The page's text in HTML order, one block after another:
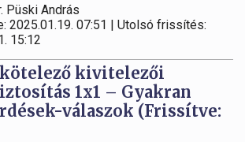
Püski András
2025.01.19. 07:51 | Utolsó frissítés:
15:12
kötelező kivitelezői
1x1 – Gyakran
válaszok (Frissítve: